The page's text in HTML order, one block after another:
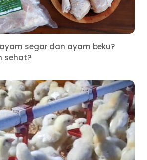
segar dan ayam beku?
sehat?